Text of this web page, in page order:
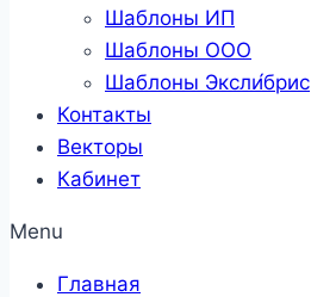
Шаблоны ИП
Шаблоны ООО
Шаблоны Эксли́брис
Контакты
Векторы
Кабинет
Menu
Главная